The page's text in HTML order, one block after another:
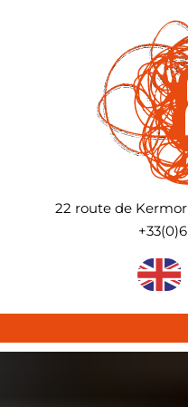
22 route de Kermor